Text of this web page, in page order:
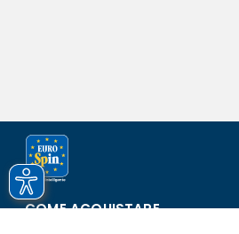
COME ACQUISTARE